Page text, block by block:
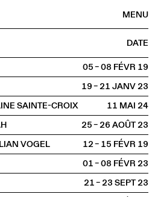
MENU
DATE
05 – 08 FÉVR2019
19 – 21 JANV2023
SAINTE-CROIX
11 MAI2024
25 – 26 AOÛT2023
VOGEL
12 – 15 FÉVR2019
01 – 08 FÉVR2023
21 – 23 SEPT2023